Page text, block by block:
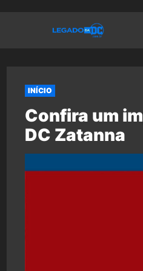
INÍCIO
Confira um
DC Zatanna